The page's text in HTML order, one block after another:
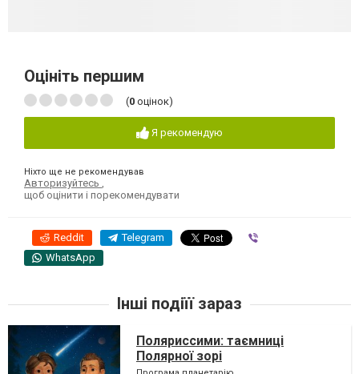
Оцініть першим
(0 оцінок)
Я рекомендую
Ніхто ще не рекомендував
Авторизуйтесь ,
щоб оцінити і порекомендувати
Reddit Telegram
WhatsApp
Інші подіїї зараз
Поляриссими: таємниці
Полярної зорі